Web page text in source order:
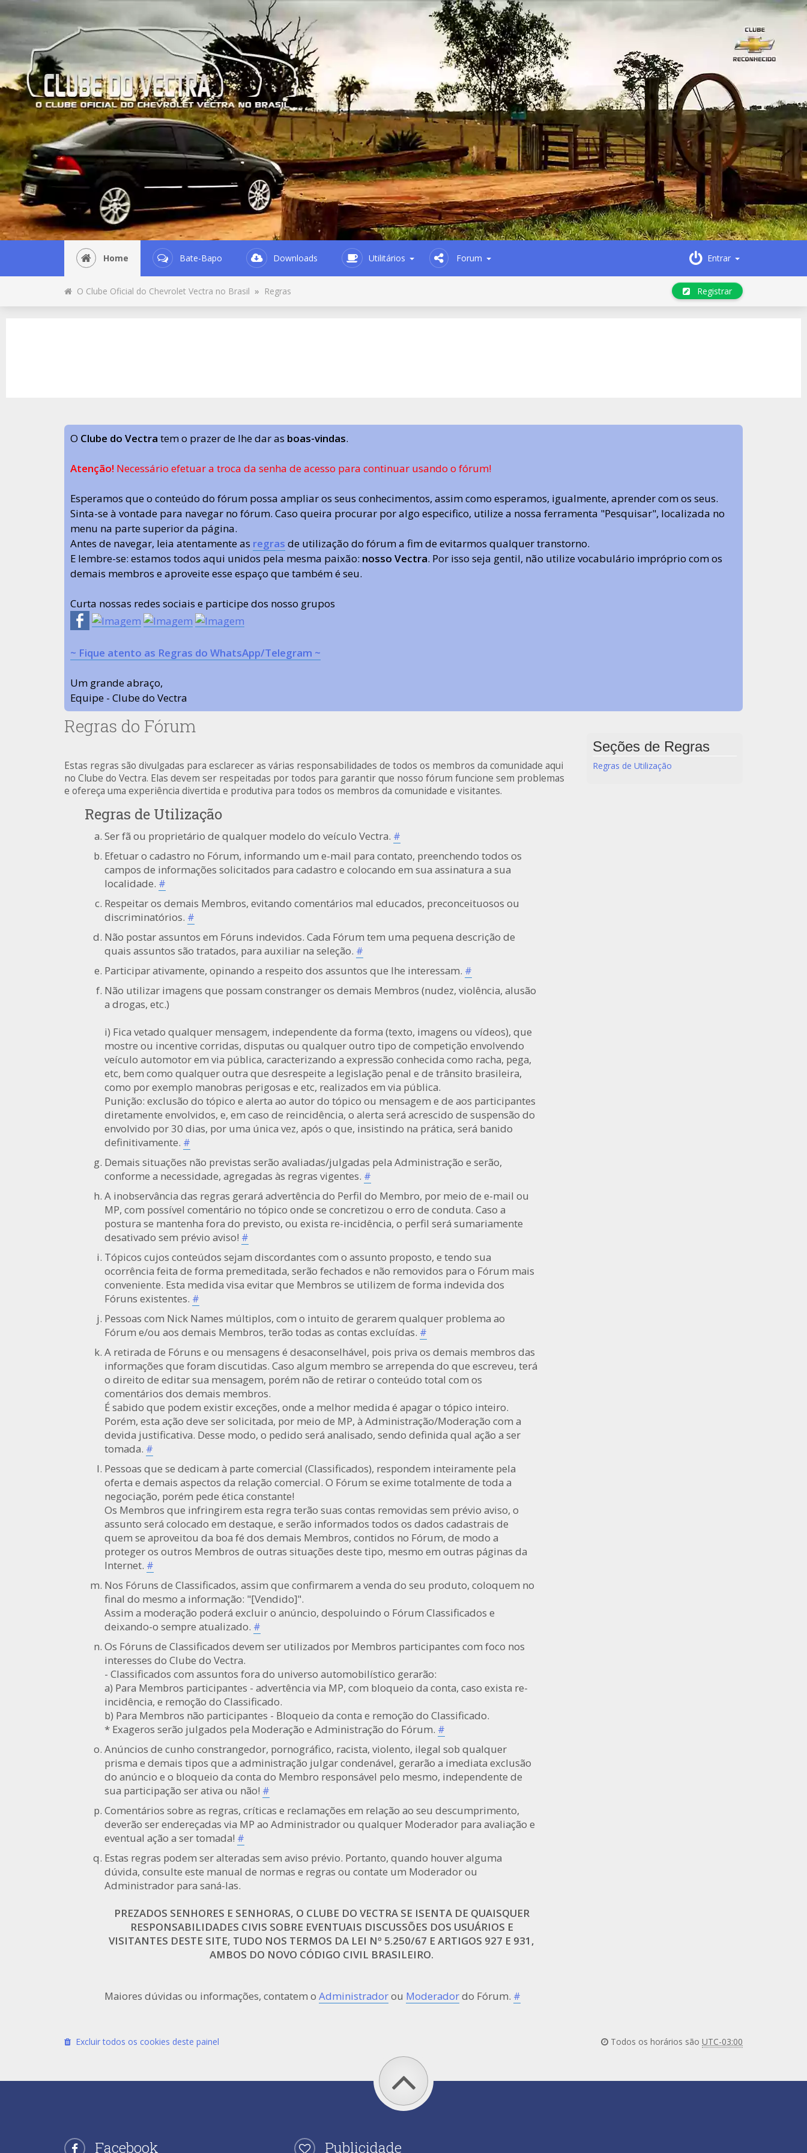
Home Bate-Bapo Downloads Utilitários Forum Entrar
O Clube Oficial do Chevrolet Vectra no Brasil » Regras Registrar
O Clube do Vectra tem o prazer de lhe dar as boas-vindas.
Atenção! Necessário efetuar a troca da senha de acesso para continuar usando o fórum!
Esperamos que o conteúdo do fórum possa ampliar os seus conhecimentos, assim como esperamos, igualmente, aprender com os seus.
Sinta-se à vontade para navegar no fórum. Caso queira procurar por algo especifico, utilize a nossa ferramenta "Pesquisar", localizada no
menu na parte superior da página.
Antes de navegar, leia atentamente as regras de utilização do fórum a fim de evitarmos qualquer transtorno.
E lembre-se: estamos todos aqui unidos pela mesma paixão: nosso Vectra. Por isso seja gentil, não utilize vocabulário impróprio com os
demais membros e aproveite esse espaço que também é seu.
Curta nossas redes sociais e participe dos nosso grupos
~ Fique atento as Regras do WhatsApp/Telegram ~
Um grande abraço,
Equipe - Clube do Vectra
Seções de Regras
Regras de Utilização
Regras do Fórum
Estas regras são divulgadas para esclarecer as várias responsabilidades de todos os membros da comunidade aqui
no Clube do Vectra. Elas devem ser respeitadas por todos para garantir que nosso fórum funcione sem problemas
e ofereça uma experiência divertida e produtiva para todos os membros da comunidade e visitantes.
Regras de Utilização
Ser fã ou proprietário de qualquer modelo do veículo Vectra. #
Efetuar o cadastro no Fórum, informando um e-mail para contato, preenchendo todos os
campos de informações solicitados para cadastro e colocando em sua assinatura a sua
localidade. #
Respeitar os demais Membros, evitando comentários mal educados, preconceituosos ou
discriminatórios. #
Não postar assuntos em Fóruns indevidos. Cada Fórum tem uma pequena descrição de
quais assuntos são tratados, para auxiliar na seleção. #
Participar ativamente, opinando a respeito dos assuntos que lhe interessam. #
Não utilizar imagens que possam constranger os demais Membros (nudez, violência, alusão
a drogas, etc.)
i) Fica vetado qualquer mensagem, independente da forma (texto, imagens ou vídeos), que
mostre ou incentive corridas, disputas ou qualquer outro tipo de competição envolvendo
veículo automotor em via pública, caracterizando a expressão conhecida como racha, pega,
etc, bem como qualquer outra que desrespeite a legislação penal e de trânsito brasileira,
como por exemplo manobras perigosas e etc, realizados em via pública.
Punição: exclusão do tópico e alerta ao autor do tópico ou mensagem e de aos participantes
diretamente envolvidos, e, em caso de reincidência, o alerta será acrescido de suspensão do
envolvido por 30 dias, por uma única vez, após o que, insistindo na prática, será banido
definitivamente. #
Demais situações não previstas serão avaliadas/julgadas pela Administração e serão,
conforme a necessidade, agregadas às regras vigentes. #
A inobservância das regras gerará advertência do Perfil do Membro, por meio de e-mail ou
MP, com possível comentário no tópico onde se concretizou o erro de conduta. Caso a
postura se mantenha fora do previsto, ou exista re-incidência, o perfil será sumariamente
desativado sem prévio aviso! #
Tópicos cujos conteúdos sejam discordantes com o assunto proposto, e tendo sua
ocorrência feita de forma premeditada, serão fechados e não removidos para o Fórum mais
conveniente. Esta medida visa evitar que Membros se utilizem de forma indevida dos
Fóruns existentes. #
Pessoas com Nick Names múltiplos, com o intuito de gerarem qualquer problema ao
Fórum e/ou aos demais Membros, terão todas as contas excluídas. #
A retirada de Fóruns e ou mensagens é desaconselhável, pois priva os demais membros das
informações que foram discutidas. Caso algum membro se arrependa do que escreveu, terá
o direito de editar sua mensagem, porém não de retirar o conteúdo total com os
comentários dos demais membros.
É sabido que podem existir exceções, onde a melhor medida é apagar o tópico inteiro.
Porém, esta ação deve ser solicitada, por meio de MP, à Administração/Moderação com a
devida justificativa. Desse modo, o pedido será analisado, sendo definida qual ação a ser
tomada. #
Pessoas que se dedicam à parte comercial (Classificados), respondem inteiramente pela
oferta e demais aspectos da relação comercial. O Fórum se exime totalmente de toda a
negociação, porém pede ética constante!
Os Membros que infringirem esta regra terão suas contas removidas sem prévio aviso, o
assunto será colocado em destaque, e serão informados todos os dados cadastrais de
quem se aproveitou da boa fé dos demais Membros, contidos no Fórum, de modo a
proteger os outros Membros de outras situações deste tipo, mesmo em outras páginas da
Internet. #
Nos Fóruns de Classificados, assim que confirmarem a venda do seu produto, coloquem no
final do mesmo a informação: "[Vendido]".
Assim a moderação poderá excluir o anúncio, despoluindo o Fórum Classificados e
deixando-o sempre atualizado. #
Os Fóruns de Classificados devem ser utilizados por Membros participantes com foco nos
interesses do Clube do Vectra.
- Classificados com assuntos fora do universo automobilístico gerarão:
a) Para Membros participantes - advertência via MP, com bloqueio da conta, caso exista re-
incidência, e remoção do Classificado.
b) Para Membros não participantes - Bloqueio da conta e remoção do Classificado.
* Exageros serão julgados pela Moderação e Administração do Fórum. #
Anúncios de cunho constrangedor, pornográfico, racista, violento, ilegal sob qualquer
prisma e demais tipos que a administração julgar condenável, gerarão a imediata exclusão
do anúncio e o bloqueio da conta do Membro responsável pelo mesmo, independente de
sua participação ser ativa ou não! #
Comentários sobre as regras, críticas e reclamações em relação ao seu descumprimento,
deverão ser endereçadas via MP ao Administrador ou qualquer Moderador para avaliação e
eventual ação a ser tomada! #
Estas regras podem ser alteradas sem aviso prévio. Portanto, quando houver alguma
dúvida, consulte este manual de normas e regras ou contate um Moderador ou
Administrador para saná-las.
PREZADOS SENHORES E SENHORAS, O CLUBE DO VECTRA SE ISENTA DE QUAISQUER
RESPONSABILIDADES CIVIS SOBRE EVENTUAIS DISCUSSÕES DOS USUÁRIOS E
VISITANTES DESTE SITE, TUDO NOS TERMOS DA LEI Nº 5.250/67 E ARTIGOS 927 E 931,
AMBOS DO NOVO CÓDIGO CIVIL BRASILEIRO.
Maiores dúvidas ou informações, contatem oAdministradorou Moderadordo Fórum. #
Excluir todos os cookies deste painel Todos os horários são UTC-03:00
Facebook Publicidade